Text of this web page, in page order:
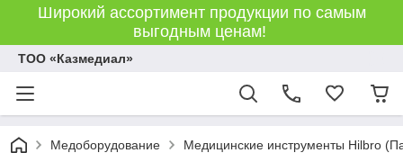
Широкий ассортимент продукции по самым
выгодным ценам!
ТОО «Казмедиал»
Медоборудование Медицинские инструменты Hilbro